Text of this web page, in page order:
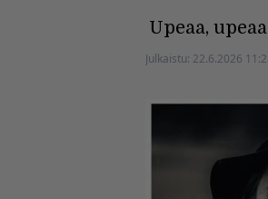
Upeaa,
Julkaistu: 22.6.2026